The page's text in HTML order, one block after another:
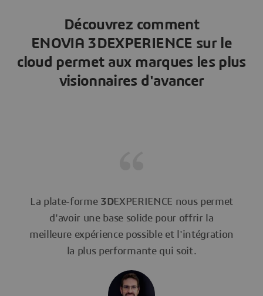
Découvrez comment
ENOVIA 3DEXPERIENCE sur le
cloud permet aux marques les plus
visionnaires d'avancer
La plate-forme 3DEXPERIENCE nous permet
d'avoir une base solide pour offrir la
meilleure expérience possible et l'intégration
la plus performante qui soit.